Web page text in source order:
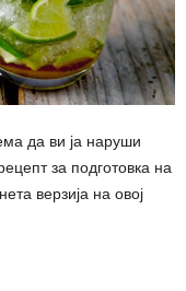
да ви ја наруши
за подготовка на
верзија на овој